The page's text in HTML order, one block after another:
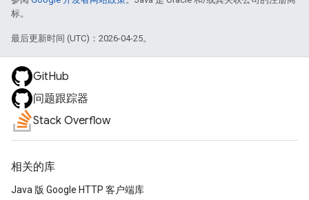
标。
最后更新时间 (UTC)：2026-04-25。
GitHub
问题跟踪器
Stack Overflow
相关的库
Java 版 Google HTTP 客户端库